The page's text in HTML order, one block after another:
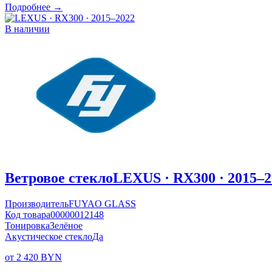
Подробнее →
В наличии
Ветровое стеклоLEXUS · RX300 ·
ПроизводительFUYAO GLASS
Код товара00000012148
ТонировкаЗелёное
Акустическое стеклоДа
от 2 420 BYN